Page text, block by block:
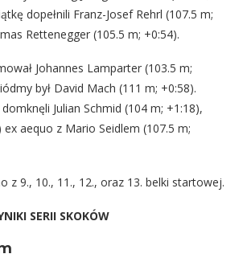
dopełnili Franz-Josef Rehrl (107.5 m;
Rettenegger (105.5 m; +0:54).
Johannes Lamparter (103.5 m;
był David Mach (111 m; +0:58).
Julian Schmid (104 m; +1:18),
aequo z Mario Seidlem (107.5 m;
z 9., 10., 11., 12., oraz 13. belki startowej.
SERII SKOKÓW